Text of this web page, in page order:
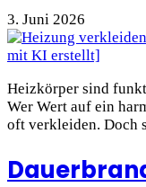
3. Juni 2026
Heizkörper sind
Wer Wert auf ein
oft verkleiden. Doch